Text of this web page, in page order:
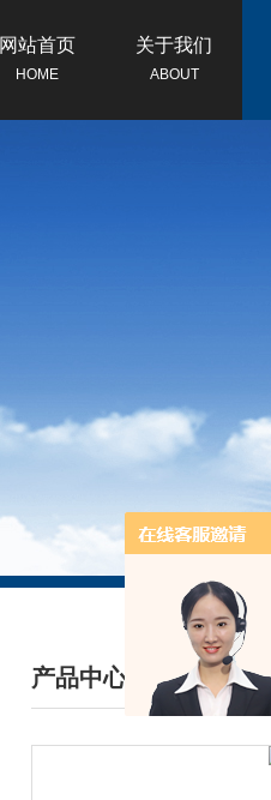
网站首页
HOME
关于我们
ABOUT
产品中心
/ PRODUCTS CENTER